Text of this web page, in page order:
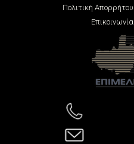
Πολιτική Απορρήτου
Επικοινωνία